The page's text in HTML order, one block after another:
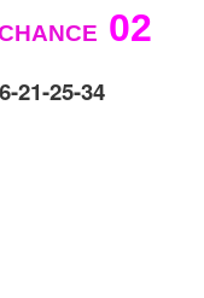
02
21-25-34